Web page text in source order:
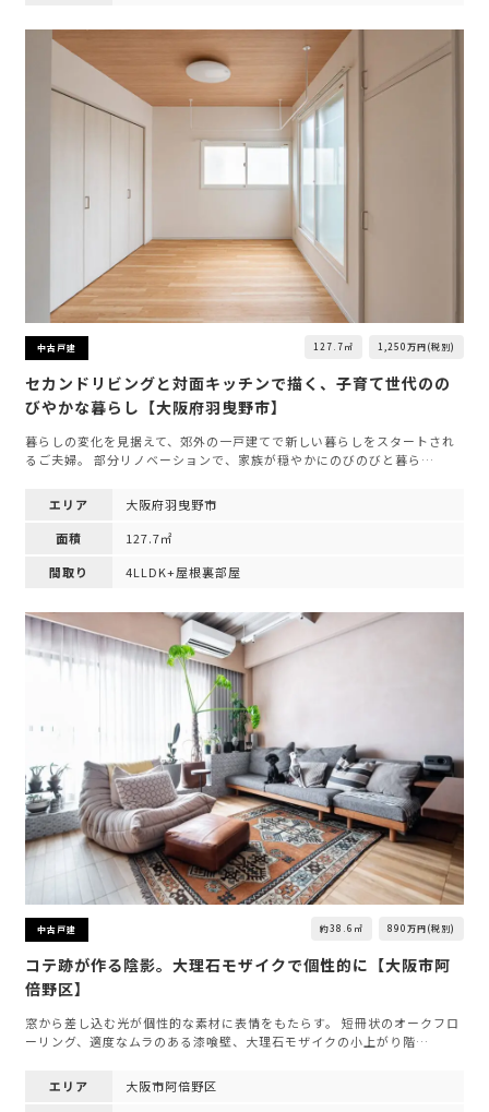
中古戸建 127.7㎡ 1,250万円(税別)
セカンドリビングと対面キッチンで描く、子育て世代のの
びやかな暮らし【大阪府羽曳野市】
暮らしの変化を見据えて、郊外の一戸建てで新しい暮らしをスタートされ
るご夫婦。 部分リノベーションで、家族が穏やかにのびのびと暮ら…
エリア
大阪府羽曳野市
面積
127.7㎡
間取り
4LLDK+屋根裏部屋
中古戸建 約38.6㎡ 890万円(税別)
コテ跡が作る陰影。大理石モザイクで個性的に【大阪市阿
倍野区】
窓から差し込む光が個性的な素材に表情をもたらす。 短冊状のオークフロ
ーリング、適度なムラのある漆喰壁、大理石モザイクの小上がり階…
エリア
大阪市阿倍野区